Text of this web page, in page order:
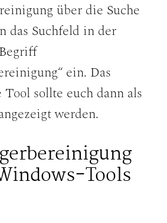
über die Suche
das Suchfeld in der
ein. Das
Tool sollte euch dann als
werden.
Tools